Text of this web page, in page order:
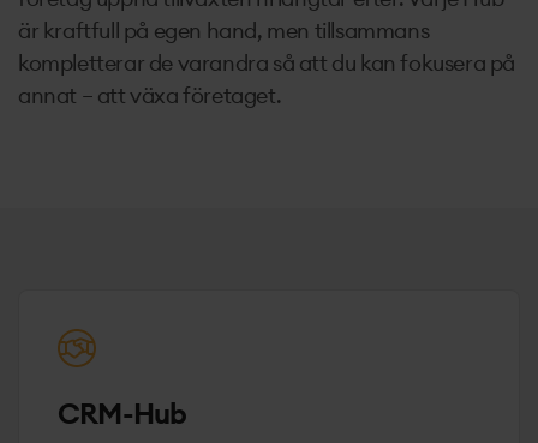
är kraftfull på egen hand, men tillsammans
kompletterar de varandra så att du kan fokusera på
annat – att växa företaget.
CRM-Hub